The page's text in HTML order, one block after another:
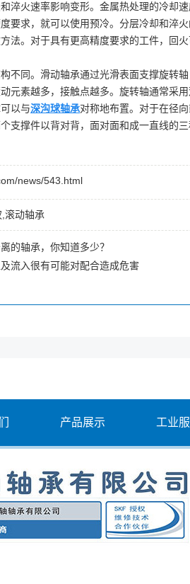
淬火速率影响变形。金属热处理的冷却
要求，就可以使用预冷。分层冷却和淬
法。对于具有更高精度要求的工件，回火
不同。滑动轴承通过光滑表面支撑旋转
元素越多，接触点越多。旋转轴通常采
以与深沟球轴承对称地布置。对于在径
支撑件以背对背，面对面和成一直线的三
news/543.html
滚动轴承
的轴承，你知道多少？
流入很有可能对配合造成危害
产品展示 工业